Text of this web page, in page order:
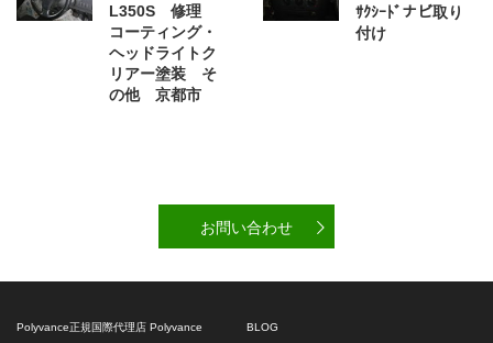
L350S 修理
コーティング・
ヘッドライトク
リアー塗装 そ
の他 京都市
ｻｸｼｰﾄﾞナビ取り
付け
お問い合わせ
Polyvance正規国際代理店 Polyvance BLOG